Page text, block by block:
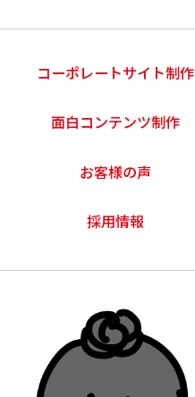
コーポレートサイト制作
面白コンテンツ制作
お客様の声
採用情報